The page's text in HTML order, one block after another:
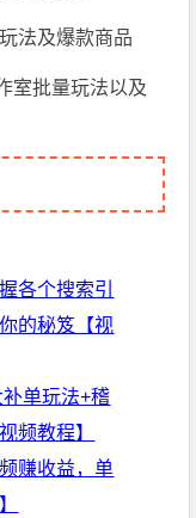
法及爆款商品
室批量玩法以及
各个搜索引
的秘笈【视
单玩法+稽
频教程】
赚收益，单